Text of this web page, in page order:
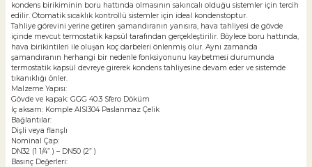
kondens birikiminin boru hattında olmasının sakıncalı olduğu sistemler için tercih
edilir. Otomatik sıcaklık kontrollü sistemler için ideal kondenstoptur.
Tahliye görevini yerine getiren şamandıranın yanısıra, hava tahliyesi de gövde
içinde mevcut termostatik kapsül tarafından gerçekleştirilir. Böylece boru hattında,
hava birikintileri ile oluşan koç darbeleri önlenmiş olur. Aynı zamanda
şamandıranın herhangi bir nedenle fonksiyonunu kaybetmesi durumunda
termostatik kapsül devreye girerek kondens tahliyesine devam eder ve sistemde
tıkanıklığı önler.
Malzeme Yapısı:
Gövde ve kapak: GGG 40.3 Sfero Döküm
İç aksam: Komple AISI304 Paslanmaz Çelik
Bağlantılar:
Dişli veya flanşlı
Nominal Çap:
DN32 (1 1/4” ) – DN50 (2” )
Basınç Değerleri: